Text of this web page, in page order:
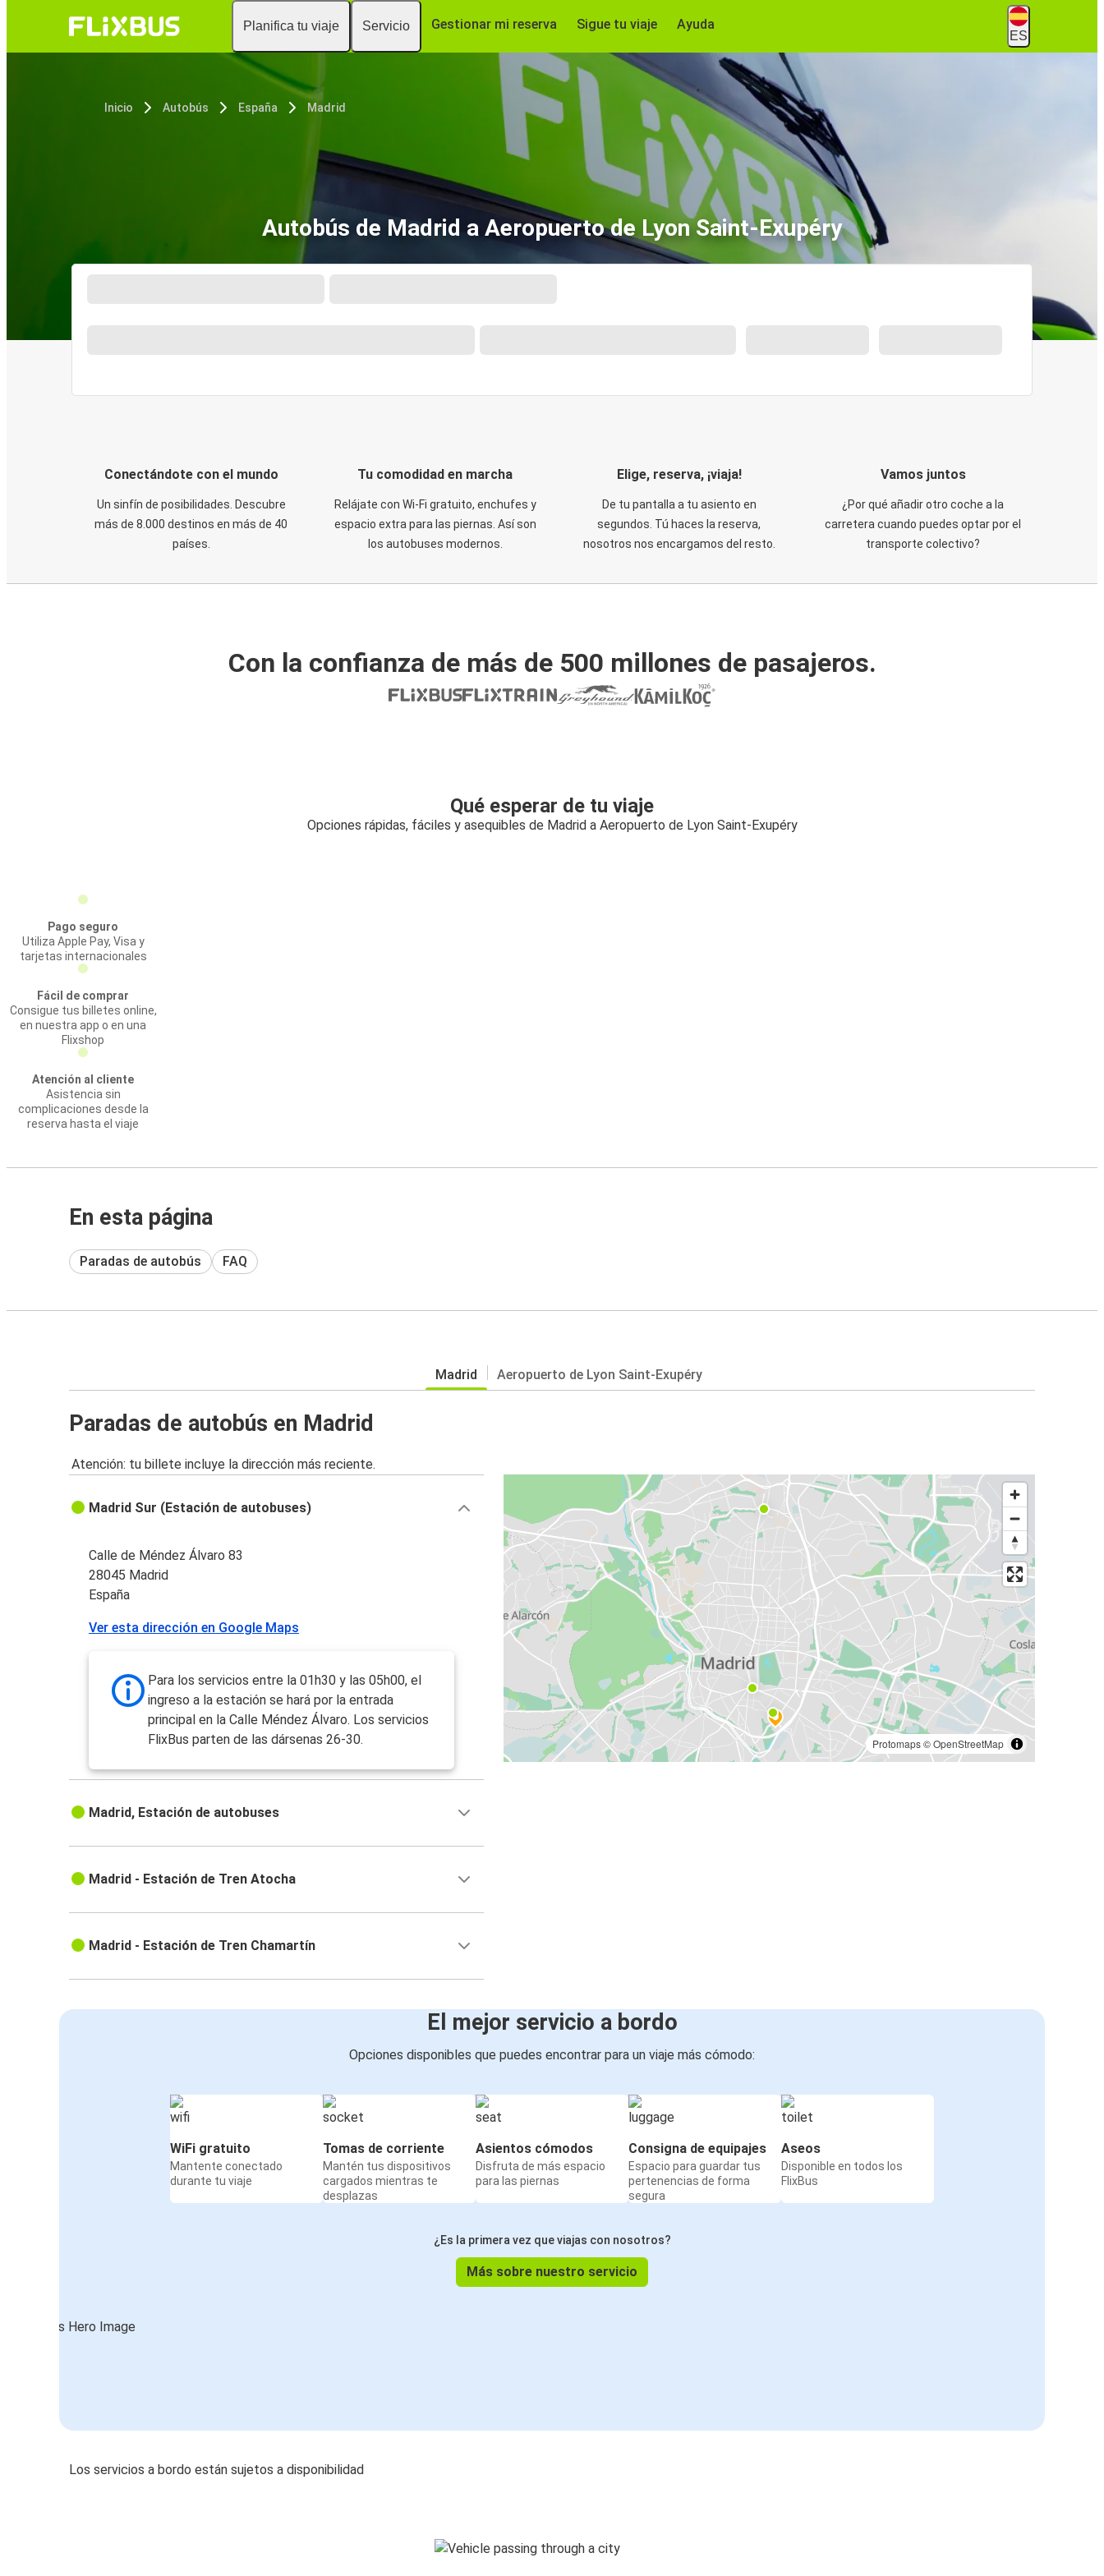
Planifica tu viaje Servicio Gestionar mi reserva Sigue tu viaje Ayuda
ES
Inicio Autobús España Madrid
Autobús de Madrid a Aeropuerto de Lyon Saint-Exupéry
Conectándote con el mundo
Un sinfín de posibilidades. Descubre
más de 8.000 destinos en más de 40
países.
Tu comodidad en marcha
Relájate con Wi-Fi gratuito, enchufes y
espacio extra para las piernas. Así son
los autobuses modernos.
Elige, reserva, ¡viaja!
De tu pantalla a tu asiento en
segundos. Tú haces la reserva,
nosotros nos encargamos del resto.
Vamos juntos
¿Por qué añadir otro coche a la
carretera cuando puedes optar por el
transporte colectivo?
Con la confianza de más de 500 millones de pasajeros.
Qué esperar de tu viaje
Opciones rápidas, fáciles y asequibles de Madrid a Aeropuerto de Lyon Saint-Exupéry
Pago seguro
Utiliza Apple Pay, Visa y
tarjetas internacionales
Fácil de comprar
Consigue tus billetes online,
en nuestra app o en una
Flixshop
Atención al cliente
Asistencia sin
complicaciones desde la
reserva hasta el viaje
En esta página
Paradas de autobús FAQ
Madrid Aeropuerto de Lyon Saint-Exupéry
Paradas de autobús en Madrid
Atención: tu billete incluye la dirección más reciente.
Protomaps©OpenStreetMap
Madrid Sur (Estación de autobuses)
Calle de Méndez Álvaro 83
28045 Madrid
España
Ver esta dirección en Google Maps
Para los servicios entre la 01h30 y las 05h00, el
ingreso a la estación se hará por la entrada
principal en la Calle Méndez Álvaro. Los servicios
FlixBus parten de las dársenas 26-30.
Madrid, Estación de autobuses
Madrid - Estación de Tren Atocha
Madrid - Estación de Tren Chamartín
El mejor servicio a bordo
Opciones disponibles que puedes encontrar para un viaje más cómodo:
WiFi gratuito
Mantente conectado
durante tu viaje
Tomas de corriente
Mantén tus dispositivos
cargados mientras te
desplazas
Asientos cómodos
Disfruta de más espacio
para las piernas
Consigna de equipajes
Espacio para guardar tus
pertenencias de forma
segura
Aseos
Disponible en todos los
FlixBus
¿Es la primera vez que viajas con nosotros?
Más sobre nuestro servicio
Los servicios a bordo están sujetos a disponibilidad